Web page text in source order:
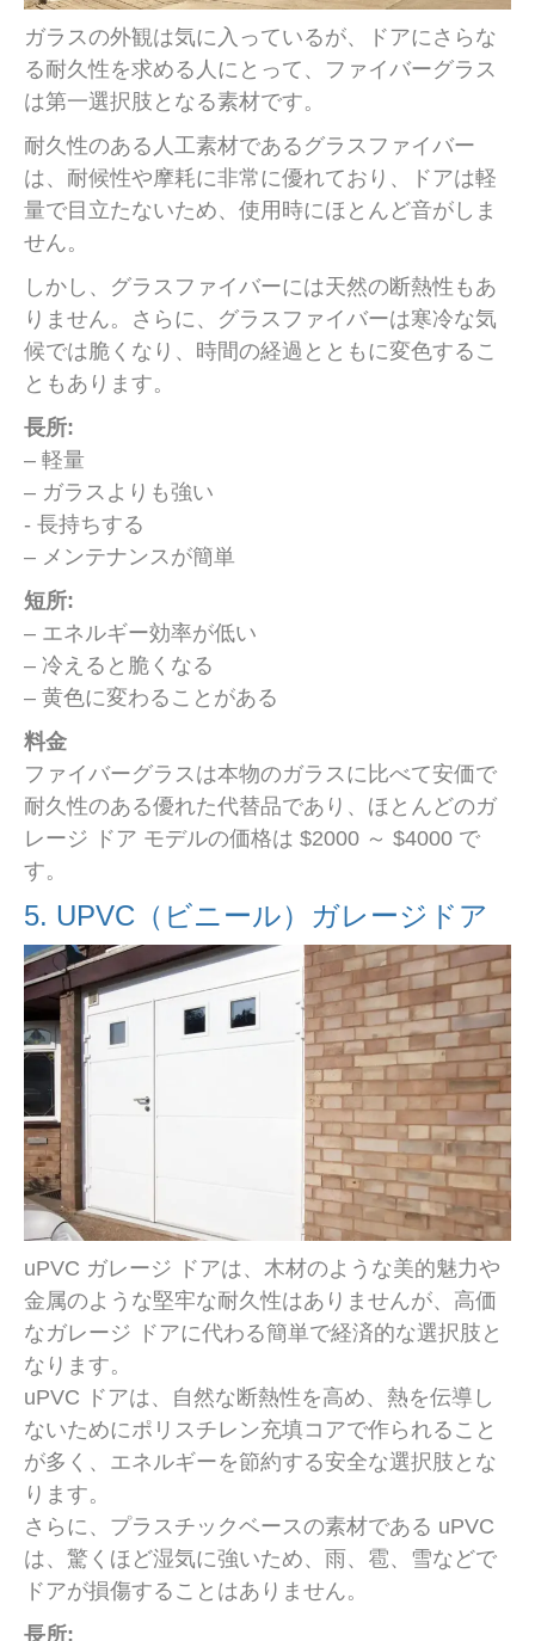
ガラスの外観は気に入っているが、ドアにさらな
る耐久性を求める人にとって、ファイバーグラス
は第一選択肢となる素材です。
耐久性のある人工素材であるグラスファイバー
は、耐候性や摩耗に非常に優れており、ドアは軽
量で目立たないため、使用時にほとんど音がしま
せん。
しかし、グラスファイバーには天然の断熱性もあ
りません。さらに、グラスファイバーは寒冷な気
候では脆くなり、時間の経過とともに変色するこ
ともあります。
長所:
– 軽量
– ガラスよりも強い
- 長持ちする
– メンテナンスが簡単
短所:
– エネルギー効率が低い
– 冷えると脆くなる
– 黄色に変わることがある
料金
ファイバーグラスは本物のガラスに比べて安価で
耐久性のある優れた代替品であり、ほとんどのガ
レージ ドア モデルの価格は $2000 ～ $4000 で
す。
5. UPVC（ビニール）ガレージドア
uPVC ガレージ ドアは、木材のような美的魅力や
金属のような堅牢な耐久性はありませんが、高価
なガレージ ドアに代わる簡単で経済的な選択肢と
なります。
uPVC ドアは、自然な断熱性を高め、熱を伝導し
ないためにポリスチレン充填コアで作られること
が多く、エネルギーを節約する安全な選択肢とな
ります。
さらに、プラスチックベースの素材である uPVC
は、驚くほど湿気に強いため、雨、雹、雪などで
ドアが損傷することはありません。
長所: